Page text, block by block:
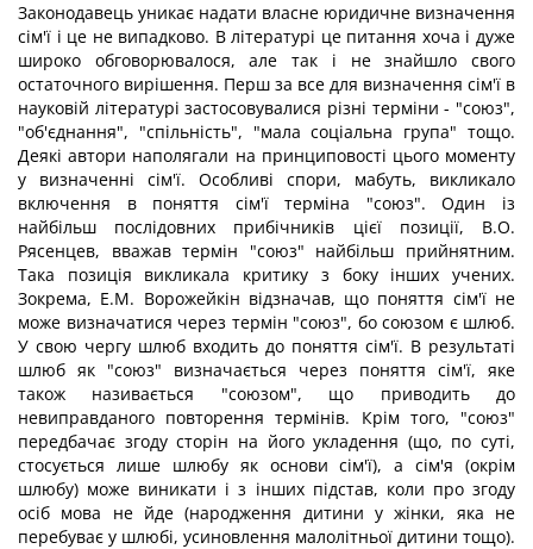
Законодавець уникає надати власне юридичне визначення
сім'ї і це не випадково. В літературі це питання хоча і дуже
широко обговорювалося, але так і не знайшло свого
остаточного вирішення. Перш за все для визначення сім'ї в
науковій літературі застосовувалися різні терміни - "союз",
"об'єднання", "спільність", "мала соціальна група" тощо.
Деякі автори наполягали на принциповості цього моменту
у визначенні сім'ї. Особливі спори, мабуть, викликало
включення в поняття сім'ї терміна "союз". Один із
найбільш послідовних прибічників цієї позиції, В.О.
Рясенцев, вважав термін "союз" найбільш прийнятним.
Така позиція викликала критику з боку інших учених.
Зокрема, Е.М. Ворожейкін відзначав, що поняття сім'ї не
може визначатися через термін "союз", бо союзом є шлюб.
У свою чергу шлюб входить до поняття сім'ї. В результаті
шлюб як "союз" визначається через поняття сім'ї, яке
також називається "союзом", що приводить до
невиправданого повторення термінів. Крім того, "союз"
передбачає згоду сторін на його укладення (що, по суті,
стосується лише шлюбу як основи сім'ї), а сім'я (окрім
шлюбу) може виникати і з інших підстав, коли про згоду
осіб мова не йде (народження дитини у жінки, яка не
перебуває у шлюбі, усиновлення малолітньої дитини тощо).